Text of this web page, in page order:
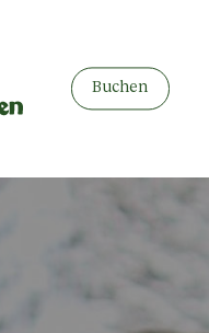
Buchen